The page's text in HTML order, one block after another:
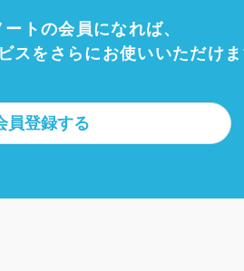
トの会員になれば、
スをさらにお使いいただけ
員登録する